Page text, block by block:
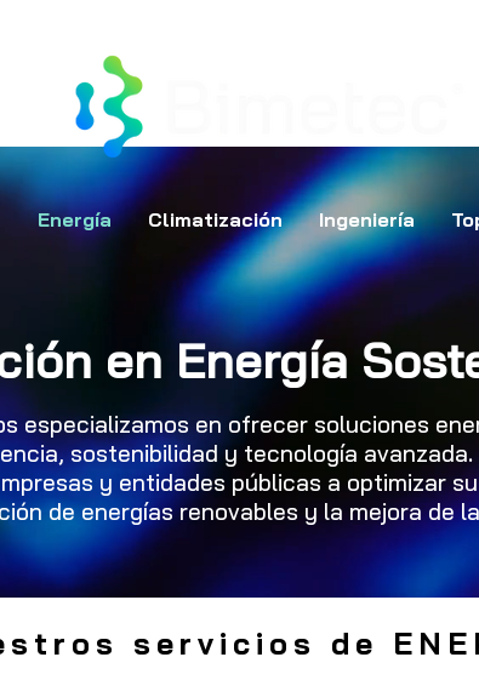
Energía Climatización Ingeniería
en Energía
especializamos en ofrecer soluciones
sostenibilidad y tecnología
y entidades públicas a optimizar
de energías renovables y la mejora de
servicios de